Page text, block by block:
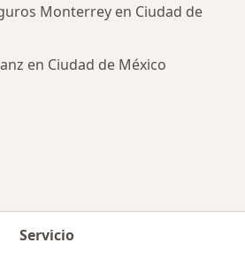
Monterrey en Ciudad de
en Ciudad de México
Servicio